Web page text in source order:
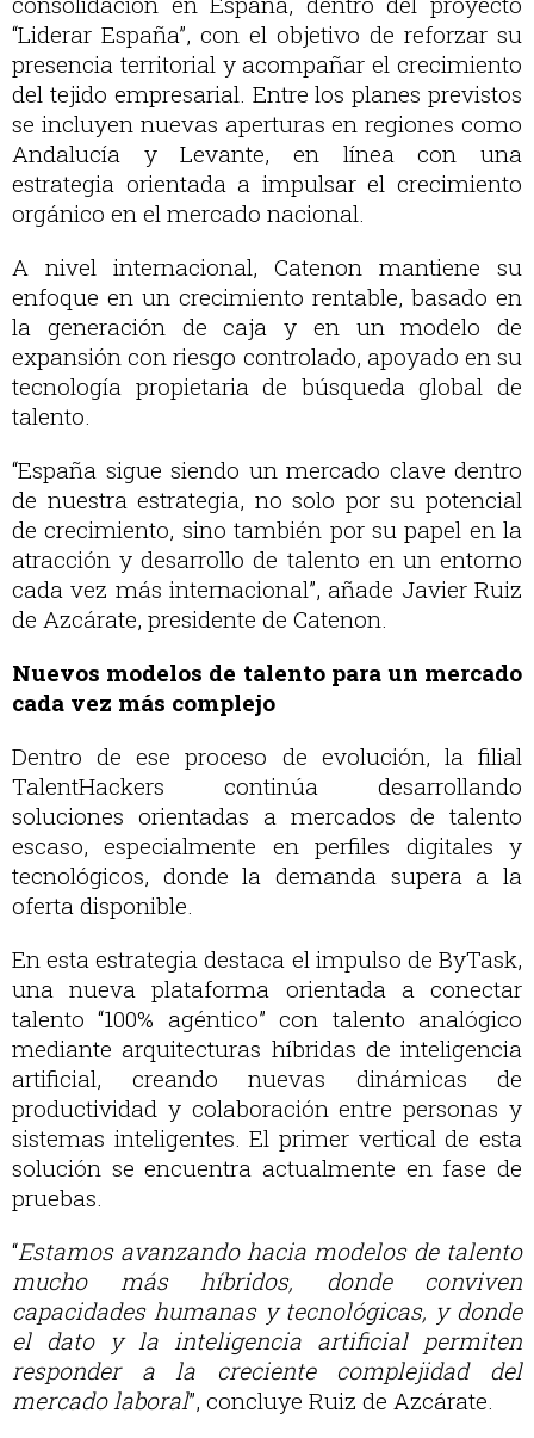
“Liderar España”, con el objetivo de reforzar su
presencia territorial y acompañar el crecimiento
del tejido empresarial. Entre los planes previstos
se incluyen nuevas aperturas en regiones como
Andalucía y Levante, en línea con una
estrategia orientada a impulsar el crecimiento
orgánico en el mercado nacional.
A nivel internacional, Catenon mantiene su
enfoque en un crecimiento rentable, basado en
la generación de caja y en un modelo de
expansión con riesgo controlado, apoyado en su
tecnología propietaria de búsqueda global de
talento.
“España sigue siendo un mercado clave dentro
de nuestra estrategia, no solo por su potencial
de crecimiento, sino también por su papel en la
atracción y desarrollo de talento en un entorno
cada vez más internacional”, añade Javier Ruiz
de Azcárate, presidente de Catenon.
Nuevos modelos de talento para un mercado
cada vez más complejo
Dentro de ese proceso de evolución, la filial
TalentHackers continúa desarrollando
soluciones orientadas a mercados de talento
escaso, especialmente en perfiles digitales y
tecnológicos, donde la demanda supera a la
oferta disponible.
En esta estrategia destaca el impulso de ByTask,
una nueva plataforma orientada a conectar
talento “100% agéntico” con talento analógico
mediante arquitecturas híbridas de inteligencia
artificial, creando nuevas dinámicas de
productividad y colaboración entre personas y
sistemas inteligentes. El primer vertical de esta
solución se encuentra actualmente en fase de
pruebas.
“Estamos avanzando hacia modelos de talento
mucho más híbridos, donde conviven
capacidades humanas y tecnológicas, y donde
el dato y la inteligencia artificial permiten
responder a la creciente complejidad del
mercado laboral”, concluye Ruiz de Azcárate.